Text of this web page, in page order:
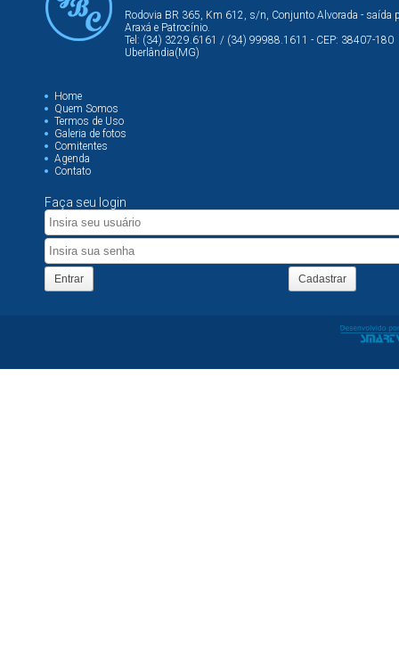
Rodovia BR 365, Km 612, s/n, Conjunto Alvorada - saída
Araxá e Patrocínio.
Tel: (34) 3229.6161 / (34) 99988.1611 - CEP: 38407-180
Uberlândia(MG)
Home
Quem Somos
Termos de Uso
Galeria de fotos
Comitentes
Agenda
Contato
Faça seu login
Entrar Cadastrar